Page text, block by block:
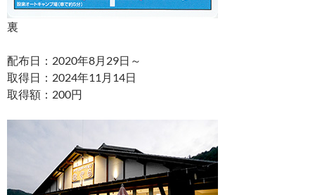
裏
配布日：2020年8月29日～
取得日：2024年11月14日
取得額：200円